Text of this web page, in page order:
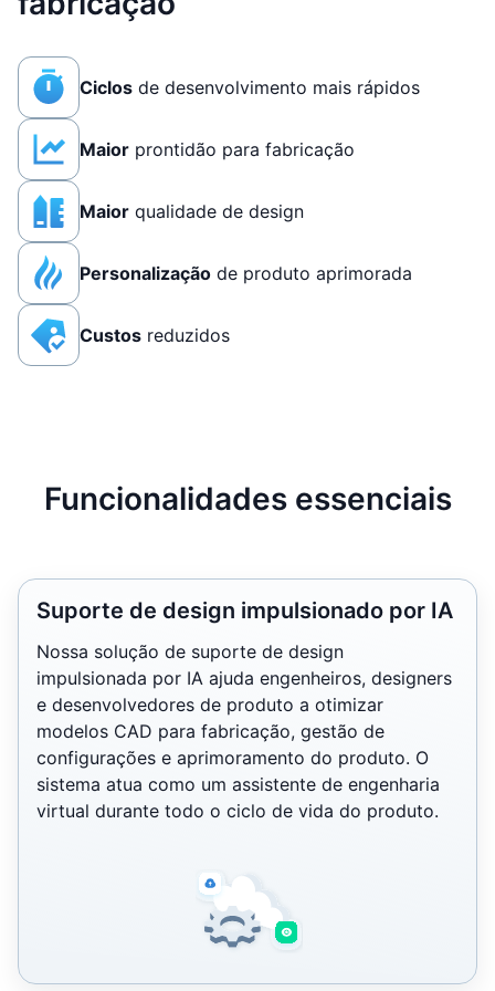
Ciclos de desenvolvimento mais rápidos
Maior prontidão para fabricação
Maior qualidade de design
Personalização de produto aprimorada
Custos reduzidos
Funcionalidades essenciais
Suporte de design impulsionado por IA
Nossa solução de suporte de design
impulsionada por IA ajuda engenheiros, designers
e desenvolvedores de produto a otimizar
modelos CAD para fabricação, gestão de
configurações e aprimoramento do produto. O
sistema atua como um assistente de engenharia
virtual durante todo o ciclo de vida do produto.